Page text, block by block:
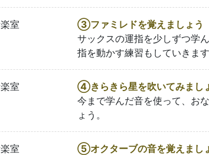
室
③ファミレドを覚えましょう
サックスの運指を少しずつ学
指を動かす練習もしていきます
室
④きらきら星を吹いてみまし
今まで学んだ音を使って、お
ょう。
室
⑤オクターブの音を覚えまし